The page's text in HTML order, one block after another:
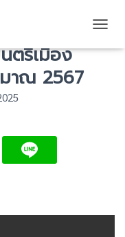
งานตาม
ตรีเมือง
มาณ 2567